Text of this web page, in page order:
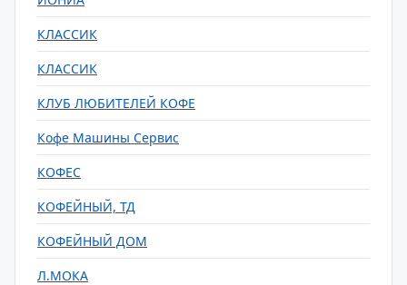
КЛАССИК
КЛАССИК
КЛУБ ЛЮБИТЕЛЕЙ КОФЕ
Кофе Машины Сервис
КОФЕС
КОФЕЙНЫЙ, ТД
КОФЕЙНЫЙ ДОМ
Л.МОКА